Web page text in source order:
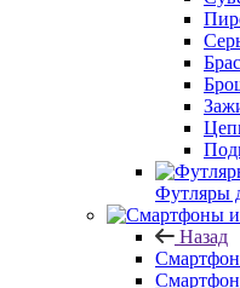
Футляры
Назад